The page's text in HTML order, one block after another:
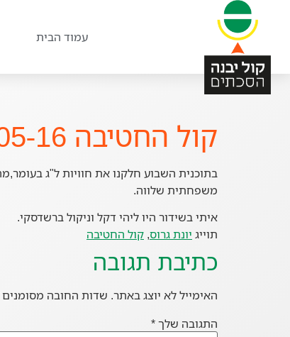
עמוד הבית
קול החטיבה 31-05-16
משפחתית שלווה.
איתי בשידור היו ליהי דקל וניקול ברשדסקי.
תוייג יונת גרוס, קול החטיבה
כתיבת תגובה
האימייל לא יוצג באתר. שדות החובה מסומנים
התגובה שלך*